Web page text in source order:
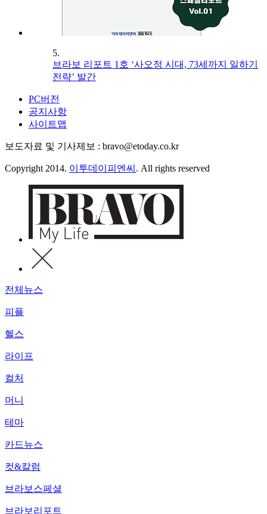
5.
브라보 리포트 1호 ‘사오정 시대, 73세까지 일하기
전략’ 발간
PC버전
공지사항
사이트맵
보도자료 및 기사제보 : bravo@etoday.co.kr
Copyright 2014. 이투데이피엔씨 . All rights reserved
전체뉴스
피플
헬스
라이프
컬처
머니
테마
카드뉴스
컷&칼럼
브라보스페셜
브라보리포트